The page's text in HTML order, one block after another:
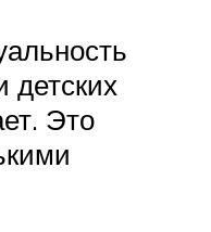
детских
Это